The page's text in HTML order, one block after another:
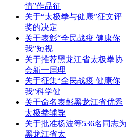
情”作品征
关于“太极拳与健康”征文评
奖的决定
关于表彰“全民战疫 健康你
我”短视
关于推荐黑龙江省太极拳协
会新一届理
关于征集“全民战疫 健康你
我”科学健
关于命名表彰黑龙江省优秀
太极拳辅导
关于批准杨波等536名同志为
黑龙江省太